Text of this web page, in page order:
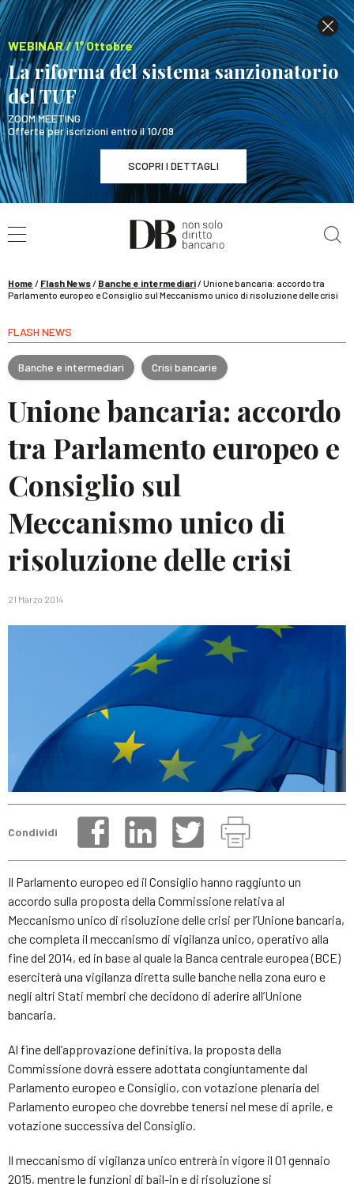
WEBINAR / 1° Ottobre
La riforma del sistema sanzionatorio
del TUF
ZOOM MEETING
Offerte per iscrizioni entro il 10/09
SCOPRI I DETTAGLI
WEBINAR / 1° Ottobre
La riforma del sistema sanzionatorio del TUF
Home / Flash News/ Banche e intermediari/Unione bancaria: accordo tra
Parlamento europeo e Consiglio sul Meccanismo unico di risoluzione delle crisi
FLASH NEWS
Banche e intermediari Crisi bancarie
Unione bancaria: accordo
tra Parlamento europeo e
Consiglio sul
Meccanismo unico di
risoluzione delle crisi
21 Marzo 2014
Condividi
Il Parlamento europeo ed il Consiglio hanno raggiunto un
accordo sulla proposta della Commissione relativa al
Meccanismo unico di risoluzione delle crisi per l’Unione bancaria,
che completa il meccanismo di vigilanza unico, operativo alla
fine del 2014, ed in base al quale la Banca centrale europea (BCE)
eserciterà una vigilanza diretta sulle banche nella zona euro e
negli altri Stati membri che decidono di aderire all’Unione
bancaria.
Al fine dell’approvazione definitiva, la proposta della
Commissione dovrà essere adottata congiuntamente dal
Parlamento europeo e Consiglio, con votazione plenaria del
Parlamento europeo che dovrebbe tenersi nel mese di aprile, e
votazione successiva del Consiglio.
Il meccanismo di vigilanza unico entrerà in vigore il 01 gennaio
2015, mentre le funzioni di bail-in e di risoluzione si